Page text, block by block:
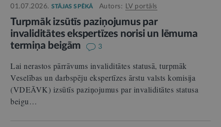
01.07.2026. STĀJAS SPĒKĀ Autors: LV portāls
Turpmāk izsūtīs paziņojumus par
invaliditātes ekspertīzes norisi un lēmuma
termiņa beigām
3
Lai nerastos pārrāvums invaliditātes statusā, turpmāk
Veselības un darbspēju ekspertīzes ārstu valsts komisija
(VDEĀVK) izsūtīs paziņojumus par invaliditātes statusa
beigu…